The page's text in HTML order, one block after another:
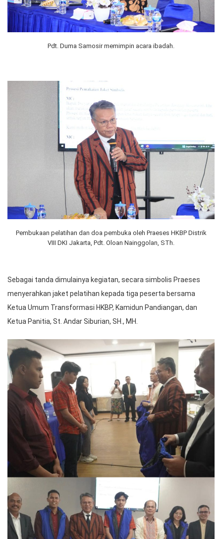
Pdt. Duma Samosir memimpin acara ibadah.
Pembukaan pelatihan dan doa pembuka oleh Praeses HKBP Distrik
VIII DKI Jakarta, Pdt. Oloan Nainggolan, STh.
Sebagai tanda dimulainya kegiatan, secara simbolis Praeses
menyerahkan jaket pelatihan kepada tiga peserta bersama
Ketua Umum Transformasi HKBP, Kamidun Pandiangan, dan
Ketua Panitia, St. Andar Siburian, SH., MH.